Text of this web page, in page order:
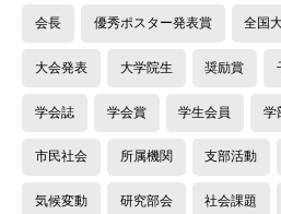
会長 優秀ポスター発表賞 全国
大会発表 大学院生 奨励賞
学会誌 学会賞 学生会員 学
市民社会 所属機関 支部活動
気候変動 研究部会 社会課題